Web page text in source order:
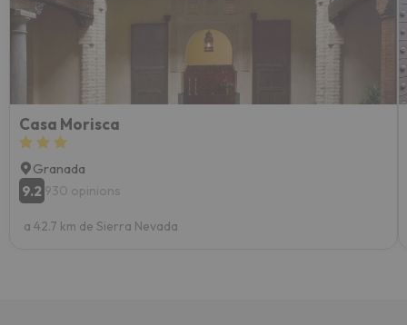
Casa Morisca
Granada
9.2 930 opinions
a 42.7 km de Sierra Nevada